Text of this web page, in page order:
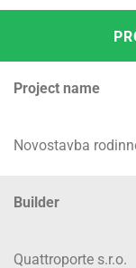
Project name
Novostavba
Builder
Quattroporte s.r.o.